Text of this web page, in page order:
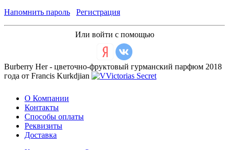
Напомнить пароль
Регистрация
Или войти с помощью
Burberry Her - цветочно-фруктовый гурманский парфюм 2018
года от Francis Kurkdjian
О Компании
Контакты
Способы оплаты
Реквизиты
Доставка